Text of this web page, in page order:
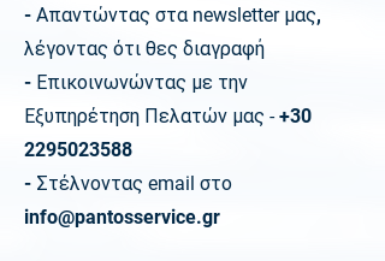
- Απαντώντας στα newsletter μας,
λέγοντας ότι θες διαγραφή
- Επικοινωνώντας με την
Εξυπηρέτηση Πελατών μας - +30
2295023588
- Στέλνοντας email στο
info@pantosservice.gr